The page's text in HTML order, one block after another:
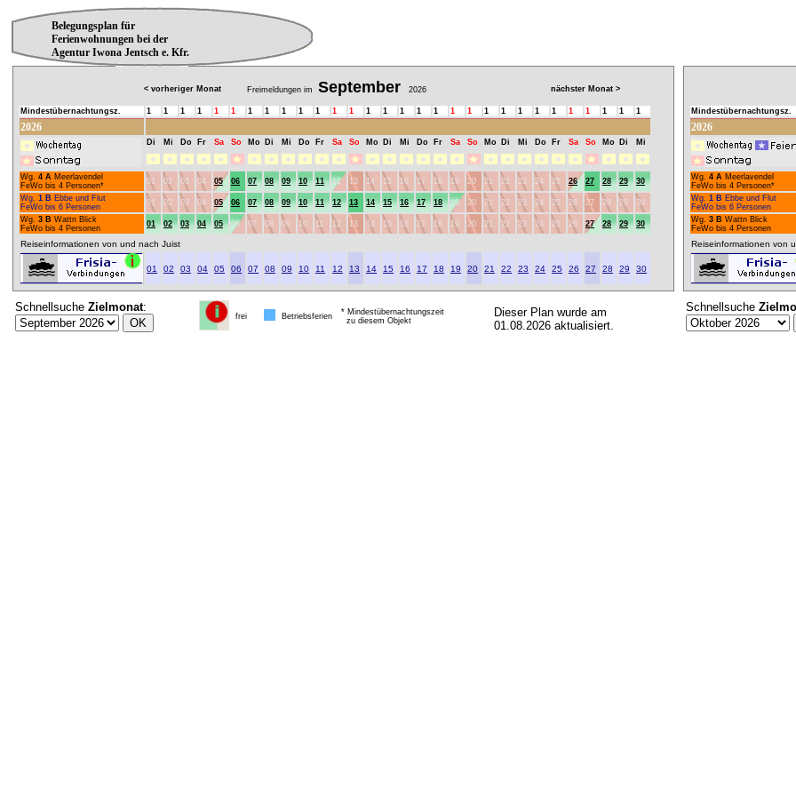
Belegungsplan für
Ferienwohnungen bei der
Agentur Iwona Jentsch e. Kfr.
< vorheriger Monat Freimeldungen im September 2026 nächster Monat >
Mindestübernachtungsz. 1 1 1 1 1 1 1 1 1 1 1 1 1 1 1 1 1 1 1 1 1 1 1 1 1 1 1 1 1 1
2026
Di Mi Do Fr Sa So Mo Di Mi Do Fr Sa So Mo Di Mi Do Fr Sa So Mo Di Mi Do Fr Sa So Mo Di Mi
Wg. 4 A Meerlavendel
FeWo bis 4 Personen*
01 02 03 04 05 06 07 08 09 10 11 12 13 14 15 16 17 18 19 20 21 22 23 24 25 26 27 28 29
30
Wg. 1 B Ebbe und Flut
FeWo bis 6 Personen
01 02 03 04 05 06 07 08 09 10 11 12 13 14 15 16 17 18 19 20 21 22 23 24 25 26 27 28 29
30
Wg. 3 B Wattn Blick
FeWo bis 4 Personen
01 02 03 04 05 06 07 08 09 10 11 12 13 14 15 16 17 18 19 20 21 22 23 24 25 26 27 28 29 30
Reiseinformationen von und nach Juist
01 02 03 04 05 06 07 08 09 10 11 12 13 14 15 16 17 18 19 20 21 22 23 24 25 26 27 28 29 30
Schnellsuche Zielmonat:
frei Betriebsferien
* Mindestübernachtungszeit
zu diesem Objekt
Dieser Plan wurde am
01.08.2026 aktualisiert.
Mindestübernachtungsz.
2026
Wg. 4 A Meerlavendel
FeWo bis 4 Personen*
Wg. 1 B Ebbe und Flut
FeWo bis 6 Personen
Wg. 3 B Wattn Blick
FeWo bis 4 Personen
Reiseinformationen von
Schnellsuche